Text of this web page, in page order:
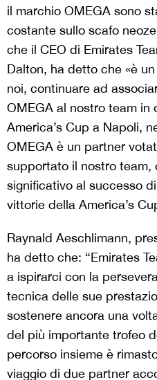
il marchio OMEGA sono
costante sullo scafo
che il CEO di Emirates
Dalton, ha detto che «è
noi, continuare ad
OMEGA al nostro team in
America’s Cup a Napoli,
OMEGA è un partner
supportato il nostro team,
significativo al successo
vittorie della America’s
Raynald Aeschlimann,
ha detto che: “Emirates
a ispirarci con la
tecnica delle sue
sostenere ancora una
del più importante trofeo
percorso insieme è
viaggio di due partner